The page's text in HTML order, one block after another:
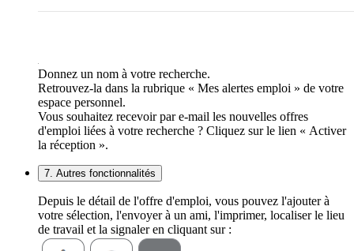
Donnez un nom à votre recherche.
Retrouvez-la dans la rubrique « Mes alertes emploi » de votre
espace personnel.
Vous souhaitez recevoir par e-mail les nouvelles offres
d'emploi liées à votre recherche ? Cliquez sur le lien « Activer
la réception ».
7. Autres fonctionnalités
Depuis le détail de l'offre d'emploi, vous pouvez l'ajouter à
votre sélection, l'envoyer à un ami, l'imprimer, localiser le lieu
de travail et la signaler en cliquant sur :